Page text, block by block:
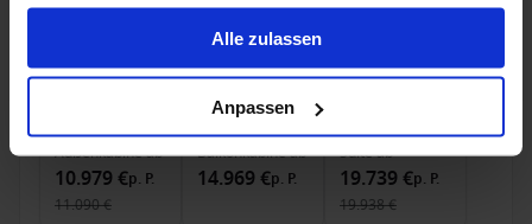
gesammelt haben.
Alle zulassen
Anpassen
Bis zu 749 € Bordguthaben
9 Nov. 2026 40Nächte
Außenkabineab
10.979 €p. P.
11.090 €
Balkonkabineab
14.969 €p. P.
Suiteab
19.739 €p. P.
19.938 €